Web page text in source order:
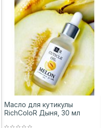
Масло для кутикулы
RichColoR Дыня, 30 мл